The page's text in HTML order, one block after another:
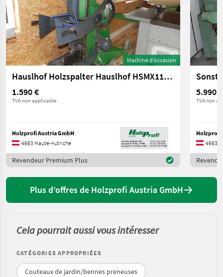
Machine d’occasion
Hauslhof Holzspalter Hauslhof HSMX114ET-SV gebraucht
1.590 €
TVA non applicable
Holzprofi Austria GmbH
4663 Haute-Autriche
Revendeur Premium Plus
5.990 €
TVA non
Holzprofi
4663
Plus d’offres de Holzprofi Austria GmbH
Cela pourrait aussi vous intéresser
CATÉGORIES APPROPRIÉES
Couteaux de jardin/bennes preneuses